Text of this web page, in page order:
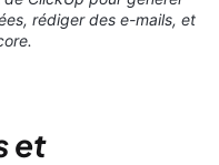
rédiger des e-mails, et
et